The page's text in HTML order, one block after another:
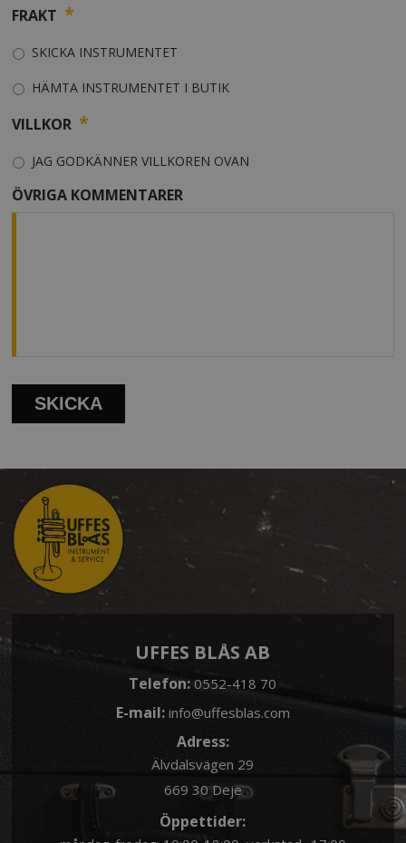
FRAKT *
SKICKA INSTRUMENTET
HÄMTA INSTRUMENTET I BUTIK
VILLKOR *
JAG GODKÄNNER VILLKOREN OVAN
ÖVRIGA KOMMENTARER
SKICKA
UFFES BLÅS AB
Telefon:0552-418 70
E-mail: info@uffesblas.com
Adress:
Älvdalsvägen 29
669 30 Deje
Öppettider: